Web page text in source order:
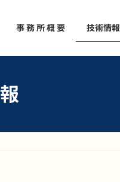
事 務 所 概 要 技術情報